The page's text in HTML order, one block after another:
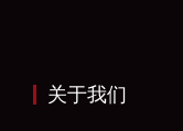
关于我们